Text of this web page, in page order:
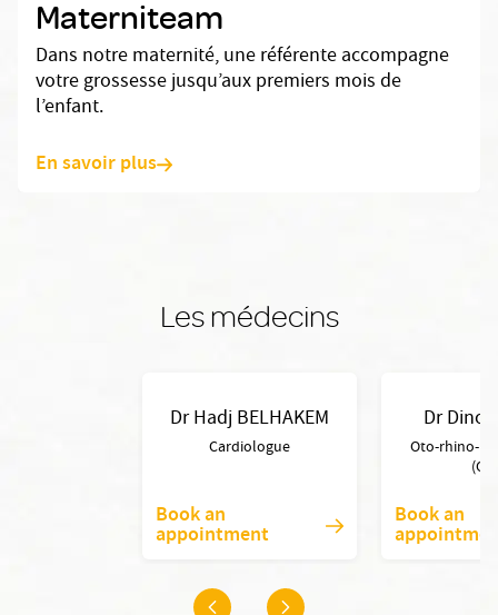
Materniteam
Dans notre maternité, une référente accompagne
votre grossesse jusqu’aux premiers mois de
l’enfant.
En savoir plus
Les médecins
Dr Hadj BELHAKEM
Cardiologue
Book an
appointment
Dr Dino
Oto-rhino-
Book an